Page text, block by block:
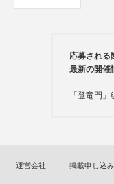
応募される
最新の開催
「登竜門」
運営会社 掲載申し込み